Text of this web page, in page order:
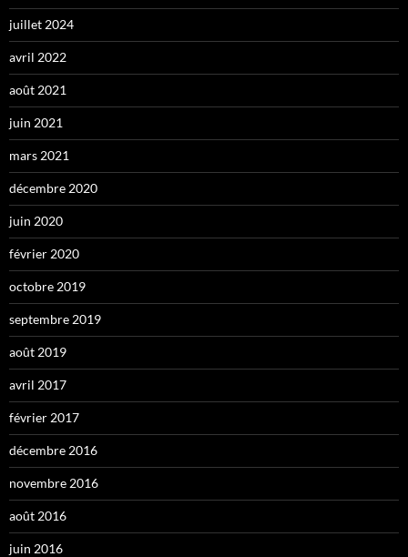
juillet 2024
avril 2022
août 2021
juin 2021
mars 2021
décembre 2020
juin 2020
février 2020
octobre 2019
septembre 2019
août 2019
avril 2017
février 2017
décembre 2016
novembre 2016
août 2016
juin 2016